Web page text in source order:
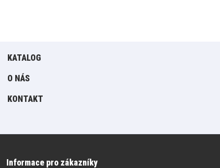
KATALOG
O NÁS
KONTAKT
Informace pro zákazníky